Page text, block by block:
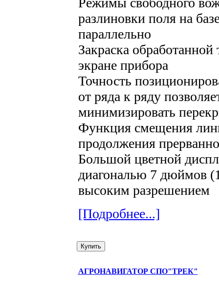
разлиновки поля на
параллельно
Закраска обработанной
экране прибора
Точность
от ряда к ряду
минимизировать
Функция смещения
продолжения
Большой цветной
диагональю 7 дюймов
высоким разрешением
[Подробнее...]
АГРОНАВИГАТОР СПО"ТРЕК"